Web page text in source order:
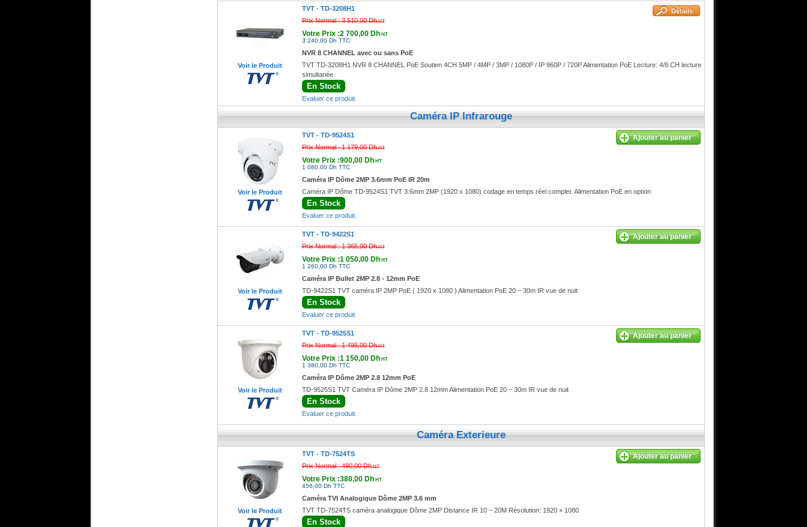
Voir le Produit
TVT - TD-3208H1
Prix Normal :3 510,00 DhHT
Votre Prix :2 700,00 DhHT
3 240,00 Dh TTC
Détails
NVR 8 CHANNEL avec ou sans PoE
TVT TD-3208H1 NVR 8 CHANNEL PoE Soutien 4CH 5MP / 4MP / 3MP / 1080P / IP 960P / 720P Alimentation PoE Lecture: 4/8 CH lecture
simultanée
En Stock
Evaluer ce produit.
Caméra IP Infrarouge
Voir le Produit
TVT - TD-9524S1
Prix Normal :1 179,00 DhHT
Votre Prix :900,00 DhHT
1 080,00 Dh TTC
Ajouter au panier
Caméra IP Dôme 2MP 3.6mm PoE IR 20m
Caméra IP Dôme TD-9524S1 TVT 3.6mm 2MP (1920 x 1080) codage en temps réel complet. Alimentation PoE en option
En Stock
Evaluer ce produit.
Voir le Produit
TVT - TD-9422S1
Prix Normal :1 365,00 DhHT
Votre Prix :1 050,00 DhHT
1 260,00 Dh TTC
Ajouter au panier
Caméra IP Bullet 2MP 2.8 - 12mm PoE
TD-9422S1 TVT caméra IP 2MP PoE ( 1920 x 1080 ) Alimentation PoE 20 ~ 30m IR vue de nuit
En Stock
Evaluer ce produit.
Voir le Produit
TVT - TD-9525S1
Prix Normal :1 495,00 DhHT
Votre Prix :1 150,00 DhHT
1 380,00 Dh TTC
Ajouter au panier
Caméra IP Dôme 2MP 2.8 12mm PoE
TD-9525S1 TVT Caméra IP Dôme 2MP 2.8 12mm Alimentation PoE 20 ~ 30m IR vue de nuit
En Stock
Evaluer ce produit.
Caméra Exterieure
Voir le Produit
TVT - TD-7524TS
Prix Normal :490,00 DhHT
Votre Prix :380,00 DhHT
456,00 Dh TTC
Ajouter au panier
Caméra TVI Analogique Dôme 2MP 3.6 mm
TVT TD-7524TS caméra analogique Dôme 2MP Distance IR 10 ~ 20M Résolution: 1920 × 1080
En Stock